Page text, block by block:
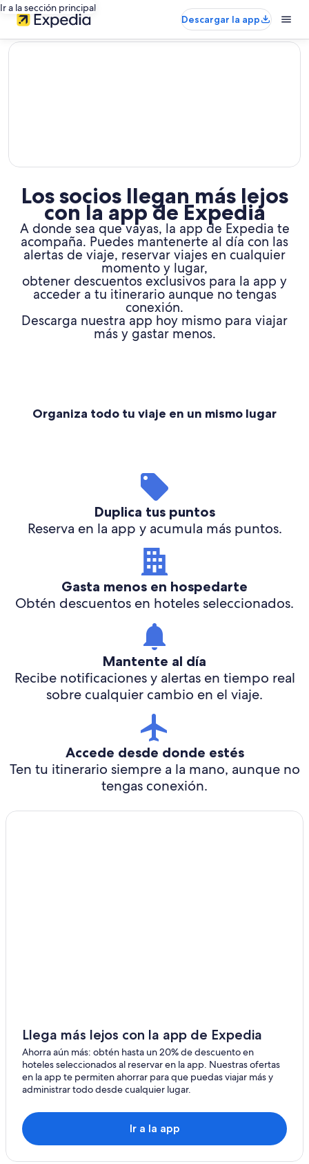
Ir a la sección principal
Descargar la app
editorial
Los socios llegan más lejos
con la app de Expedia
A donde sea que vayas, la app de Expedia te
acompaña. Puedes mantenerte al día con las
alertas de viaje, reservar viajes en cualquier
momento y lugar,
obtener descuentos exclusivos para la app y
acceder a tu itinerario aunque no tengas
conexión.
Descarga nuestra app hoy mismo para viajar
más y gastar menos.
Organiza todo tu viaje en un mismo lugar
Duplica tus puntos
Reserva en la app y acumula más puntos.
Gasta menos en hospedarte
Obtén descuentos en hoteles seleccionados.
Mantente al día
Recibe notificaciones y alertas en tiempo real
sobre cualquier cambio en el viaje.
Accede desde donde estés
Ten tu itinerario siempre a la mano, aunque no
tengas conexión.
Llega más lejos con la app de Expedia
Ahorra aún más: obtén hasta un 20% de descuento en
hoteles seleccionados al reservar en la app. Nuestras ofertas
en la app te permiten ahorrar para que puedas viajar más y
administrar todo desde cualquier lugar.
Ir a la app